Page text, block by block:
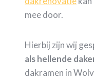
mee door.
Hierbij zijn wij
als hellende
dakramen in